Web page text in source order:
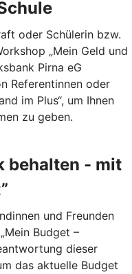
oder Schülerin bzw.
„Mein Geld und
Pirna eG
Referentinnen oder
im Plus“, um Ihnen
zu geben.
behalten - mit
und Freunden
Budget –
dieser
das aktuelle Budget